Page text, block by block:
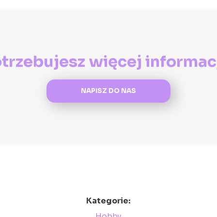
więcej
NAPISZ DO NAS
Kategorie: